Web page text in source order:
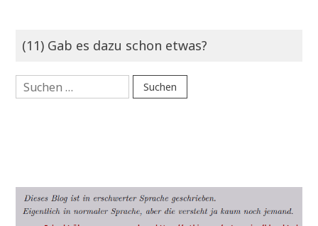
(11) Gab es dazu schon etwas?
Suchen
nach: